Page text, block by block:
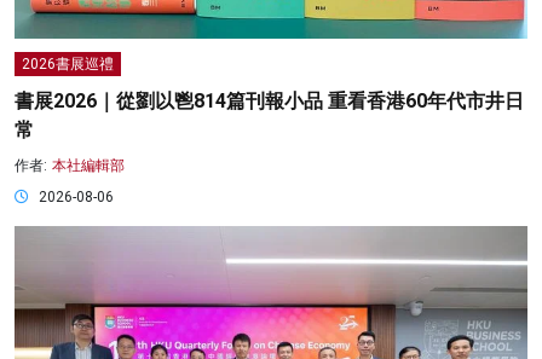
2026書展巡禮
書展2026｜從劉以鬯814篇刊報小品 重看香港60年代市井日
常
作者: 本社編輯部
2026-08-06